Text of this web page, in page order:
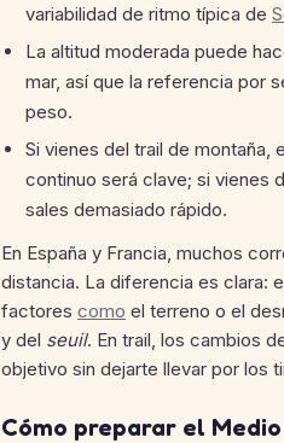
variabilidad de ritmo típica de
La altitud moderada puede
mar, así que la referencia por
peso.
Si vienes del trail de montaña,
continuo será clave; si vienes
sales demasiado rápido.
En España y Francia, muchos
distancia. La diferencia es clara:
factores como el terreno o el
y del seuil. En trail, los cambios
objetivo sin dejarte llevar por los
Cómo preparar el